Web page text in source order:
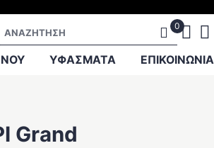
Αναζήτηση
ΥΦΑΣΜΑΤΑ ΕΠΙΚΟΙΝΩΝΊΑ
Grand